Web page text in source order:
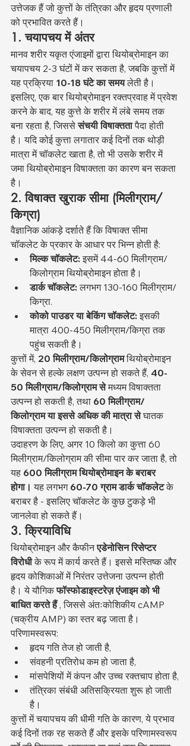
उत्तेजक हैं जो कुत्तों के तंत्रिका और हृदय प्रणाली
को प्रभावित करते हैं।
1. चयापचय में अंतर
मानव शरीर यकृत एंजाइमों द्वारा थियोब्रोमाइन का
चयापचय 2-3 घंटों में कर सकता है, जबकि कुत्तों में
यह प्रक्रिया 10-18 घंटे का समय लेती है।
इसलिए, एक बार थियोब्रोमाइन रक्तप्रवाह में प्रवेश
करने के बाद, यह कुत्ते के शरीर में लंबे समय तक
बना रहता है, जिससे संचयी विषाक्तता पैदा होती
है। यदि कोई कुत्ता लगातार कई दिनों तक थोड़ी
मात्रा में चॉकलेट खाता है, तो भी उसके शरीर में
जमा थियोब्रोमाइन विषाक्तता का कारण बन सकता
है।
2. विषाक्त खुराक सीमा (मिलीग्राम/
किग्रा)
वैज्ञानिक आंकड़े दर्शाते हैं कि विषाक्त सीमा
चॉकलेट के प्रकार के आधार पर भिन्न होती है:
मिल्क चॉकलेट: इसमें 44-60 मिलीग्राम/
किलोग्राम थियोब्रोमाइन होता है।
डार्क चॉकलेट: लगभग 130-160 मिलीग्राम/
किग्रा.
कोको पाउडर या बेकिंग चॉकलेट: इसकी
मात्रा 400-450 मिलीग्राम/किग्रा तक
पहुंच सकती है।
कुत्तों में, 20 मिलीग्राम/किलोग्राम थियोब्रोमाइन
के सेवन से हल्के लक्षण उत्पन्न हो सकते हैं, 40-
50 मिलीग्राम/किलोग्राम से मध्यम विषाक्तता
उत्पन्न हो सकती है, तथा 60 मिलीग्राम/
किलोग्राम या इससे अधिक की मात्रा से घातक
विषाक्तता उत्पन्न हो सकती है।
उदाहरण के लिए, अगर 10 किलो का कुत्ता 60
मिलीग्राम/किलोग्राम की सीमा पार कर जाता है, तो
यह 600 मिलीग्राम थियोब्रोमाइन के बराबर
होगा। यह लगभग 60-70 ग्राम डार्क चॉकलेट के
बराबर है - इसलिए चॉकलेट के कुछ टुकड़े भी
जानलेवा हो सकते हैं।
3. क्रियाविधि
थियोब्रोमाइन और कैफीन एडेनोसिन रिसेप्टर
विरोधी के रूप में कार्य करते हैं। इससे मस्तिष्क और
हृदय कोशिकाओं में निरंतर उत्तेजना उत्पन्न होती
है। ये यौगिक फॉस्फोडाइस्टरेज़ एंजाइम को भी
बाधित करते हैं , जिससे अंतःकोशिकीय cAMP
(चक्रीय AMP) का स्तर बढ़ जाता है।
परिणामस्वरूप:
हृदय गति तेज हो जाती है,
संवहनी प्रतिरोध कम हो जाता है,
मांसपेशियों में कंपन और उच्च रक्तचाप होता है,
तंत्रिका संबंधी अतिसक्रियता शुरू हो जाती
है।
कुत्तों में चयापचय की धीमी गति के कारण, ये प्रभाव
कई दिनों तक रह सकते हैं और इसके परिणामस्वरूप